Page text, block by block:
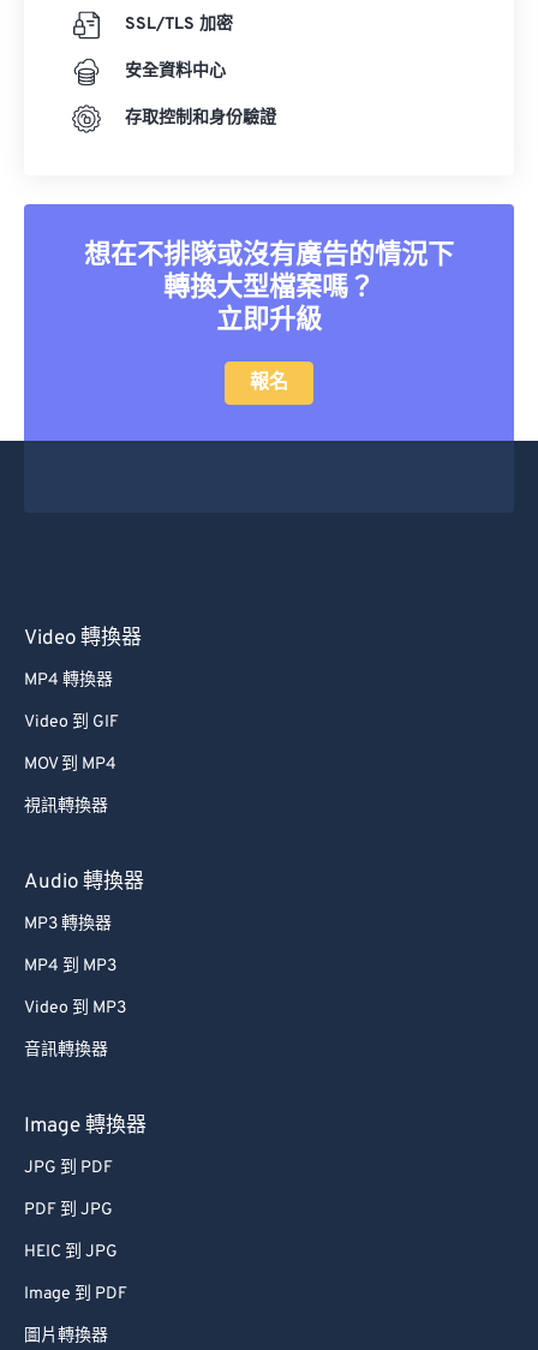
SSL/TLS 加密
安全資料中心
存取控制和身份驗證
想在不排隊或沒有廣告的情況下
轉換大型檔案嗎？
立即升級
報名
Video 轉換器
MP4 轉換器
Video 到 GIF
MOV 到 MP4
視訊轉換器
Audio 轉換器
MP3 轉換器
MP4 到 MP3
Video 到 MP3
音訊轉換器
Image 轉換器
JPG 到 PDF
PDF 到 JPG
HEIC 到 JPG
Image 到 PDF
圖片轉換器